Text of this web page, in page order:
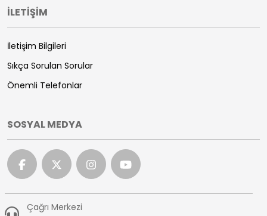
İLETİŞİM
İletişim Bilgileri
Sıkça Sorulan Sorular
Önemli Telefonlar
SOSYAL MEDYA
Çağrı Merkezi